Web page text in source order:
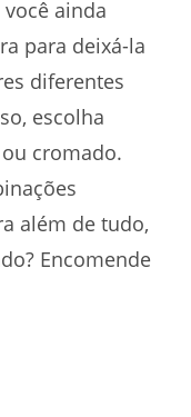
ainda
para deixá-la
diferentes
escolha
cromado.
além de tudo,
Encomende